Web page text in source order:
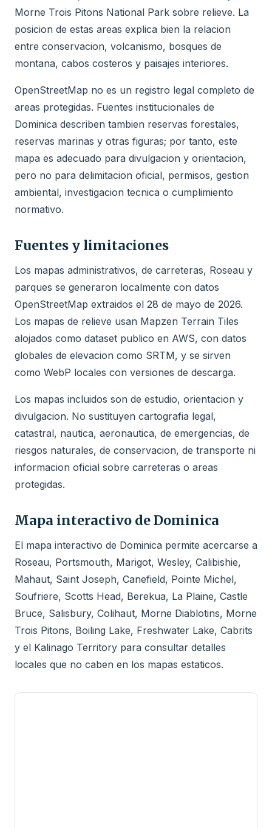
Morne Trois Pitons National Park sobre relieve. La
posicion de estas areas explica bien la relacion
entre conservacion, volcanismo, bosques de
montana, cabos costeros y paisajes interiores.
OpenStreetMap no es un registro legal completo de
areas protegidas. Fuentes institucionales de
Dominica describen tambien reservas forestales,
reservas marinas y otras figuras; por tanto, este
mapa es adecuado para divulgacion y orientacion,
pero no para delimitacion oficial, permisos, gestion
ambiental, investigacion tecnica o cumplimiento
normativo.
Fuentes y limitaciones
Los mapas administrativos, de carreteras, Roseau y
parques se generaron localmente con datos
OpenStreetMap extraidos el 28 de mayo de 2026.
Los mapas de relieve usan Mapzen Terrain Tiles
alojados como dataset publico en AWS, con datos
globales de elevacion como SRTM, y se sirven
como WebP locales con versiones de descarga.
Los mapas incluidos son de estudio, orientacion y
divulgacion. No sustituyen cartografia legal,
catastral, nautica, aeronautica, de emergencias, de
riesgos naturales, de conservacion, de transporte ni
informacion oficial sobre carreteras o areas
protegidas.
Mapa interactivo de Dominica
El mapa interactivo de Dominica permite acercarse a
Roseau, Portsmouth, Marigot, Wesley, Calibishie,
Mahaut, Saint Joseph, Canefield, Pointe Michel,
Soufriere, Scotts Head, Berekua, La Plaine, Castle
Bruce, Salisbury, Colihaut, Morne Diablotins, Morne
Trois Pitons, Boiling Lake, Freshwater Lake, Cabrits
y el Kalinago Territory para consultar detalles
locales que no caben en los mapas estaticos.